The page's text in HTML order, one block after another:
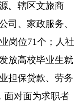
。辖区文旅商
司、家政服务、
岗位71个；人社
放高校毕业生就
担保贷款、劳务
面对面为求职者